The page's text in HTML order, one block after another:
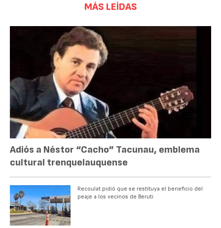
MÁS LEÍDAS
Adiós a Néstor “Cacho” Tacunau, emblema
cultural trenquelauquense
Recoulat pidió que se restituya el beneficio del
peaje a los vecinos de Beruti